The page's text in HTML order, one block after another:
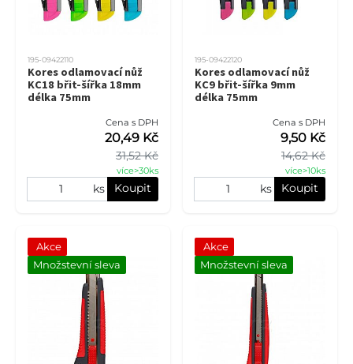
195-09422110
Kores odlamovací nůž
KC18 břit-šířka 18mm
délka 75mm
Cena s DPH
31,52 Kč
20,49 Kč
více>30ks
ks Koupit
195-09422120
Kores odlamovací nůž
KC9 břit-šířka 9mm
délka 75mm
Cena s DPH
14,62 Kč
9,50 Kč
více>10ks
ks Koupit
Akce
Množstevní sleva
Akce
Množstevní sleva